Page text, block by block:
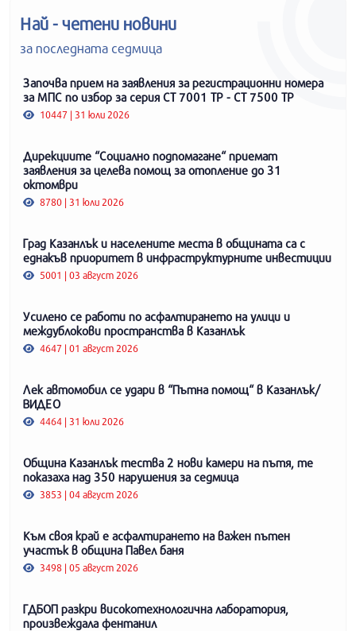
Най - четени новини
за последната седмица
Започва прием на заявления за регистрационни номера
за МПС по избор за серия СТ 7001 ТР - СТ 7500 ТР
10447 | 31 юли 2026
Дирекциите “Социално подпомагане“ приемат
заявления за целева помощ за отопление до 31
октомври
8780 | 31 юли 2026
Град Казанлък и населените места в общината са с
еднакъв приоритет в инфраструктурните инвестиции
5001 | 03 август 2026
Усилено се работи по асфалтирането на улици и
междублокови пространства в Казанлък
4647 | 01 август 2026
Лек автомобил се удари в “Пътна помощ“ в Казанлък/
ВИДЕО
4464 | 31 юли 2026
Община Казанлък тества 2 нови камери на пътя, те
показаха над 350 нарушения за седмица
3853 | 04 август 2026
Към своя край е асфалтирането на важен пътен
участък в община Павел баня
3498 | 05 август 2026
ГДБОП разкри високотехнологична лаборатория,
произвеждала фентанил